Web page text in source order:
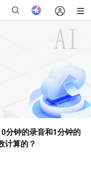
分钟的录音和1分钟的
计算的？